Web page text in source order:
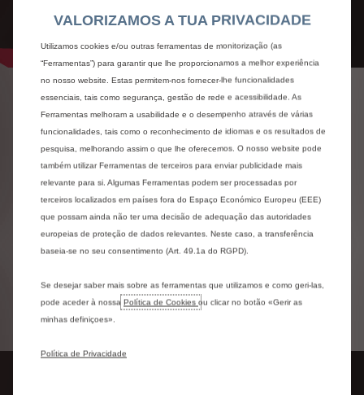
PERSONALIZAÇÃO À
MEDIDA
Porque estamos atentos às suas expectativas e
necessidades, os nossos veículos oferecem muitas
combinações de personalização. A Citroën permite
criar o que se parece consigo e reflete o seu
caráter. Pode escolher entre uma ampla gama de
cores da carroçaria ou cores de dois tons
ambientes interiores também oferecem uma
ampla gama de personalização, para um veículo com
estilo inigualável que combina consigo.
VALORIZAMOS A TUA PRIVACIDADE
Utilizamos cookies e/ou outras ferramentas de monitorização (as
“Ferramentas”) para garantir que lhe proporcionamos a melhor experiência
no nosso website. Estas permitem-nos fornecer-lhe funcionalidades
essenciais, tais como segurança, gestão de rede e acessibilidade. As
Ferramentas melhoram a usabilidade e o desempenho através de várias
funcionalidades, tais como o reconhecimento de idiomas e os resultados de
pesquisa, melhorando assim o que lhe oferecemos. O nosso website pode
também utilizar Ferramentas de terceiros para enviar publicidade mais
relevante para si. Algumas Ferramentas podem ser processadas por
terceiros localizados em países fora do Espaço Económico Europeu (EEE)
que possam ainda não ter uma decisão de adequação das autoridades
europeias de proteção de dados relevantes. Neste caso, a transferência
baseia-se no seu consentimento (Art. 49.1a do RGPD).
Se desejar saber mais sobre as ferramentas que utilizamos e como geri-las,
pode aceder à nossa Política de Cookies ou clicar no botão «Gerir as
minhas definiçoes».
Política de Privacidade